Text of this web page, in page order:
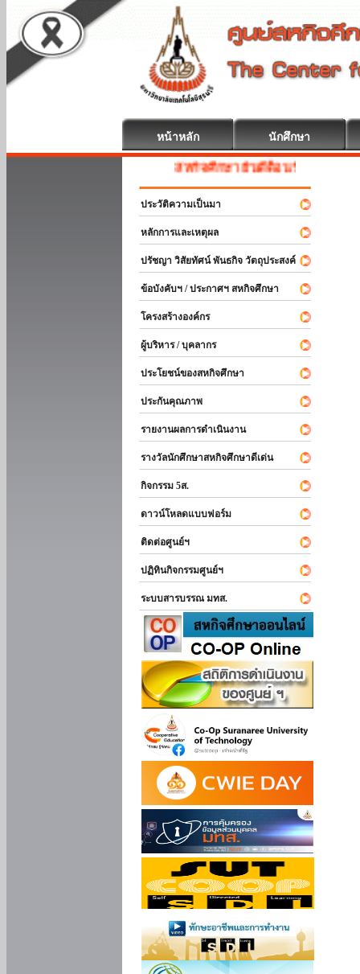
หน้าหลัก นักศึกษา
สหกิจศึกษา ยินดีต้อนรับ
ประวัติความเป็นมา
หลักการและเหตุผล
ปรัชญา วิสัยทัศน์ พันธกิจ วัตถุประสงค์
ข้อบังคับฯ / ประกาศฯ สหกิจศึกษา
โครงสร้างองค์กร
ผู้บริหาร / บุคลากร
ประโยชน์ของสหกิจศึกษา
ประกันคุณภาพ
รายงานผลการดำเนินงาน
รางวัลนักศึกษาสหกิจศึกษาดีเด่น
กิจกรรม 5ส.
ดาวน์โหลดแบบฟอร์ม
ติดต่อศูนย์ฯ
ปฏิทินกิจกรรมศูนย์ฯ
ระบบสารบรรณ มทส.